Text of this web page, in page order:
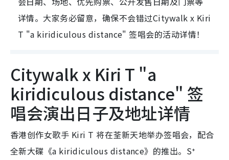
详情。大家务必留意，确保不会错过Citywalk x Kiri
T "a kiridiculous distance" 签唱会的活动详情！
Citywalk x Kiri T "a
kiridiculous distance" 签
唱会演出日子及地址详情
香港创作女歌手 Kiri T 将在荃新天地举办签唱会，配合
全新大碟《a kiridiculous distance》的推出。S⁺